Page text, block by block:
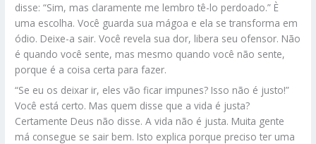
disse: “Sim, mas claramente me lembro tê-lo perdoado.” È
uma escolha. Você guarda sua mágoa e ela se transforma em
ódio. Deixe-a sair. Você revela sua dor, libera seu ofensor. Não
é quando você sente, mas mesmo quando você não sente,
porque é a coisa certa para fazer.
“Se eu os deixar ir, eles vão ficar impunes? Isso não é justo!”
Você está certo. Mas quem disse que a vida é justa?
Certamente Deus não disse. A vida não é justa. Muita gente
má consegue se sair bem. Isto explica porque preciso ter uma